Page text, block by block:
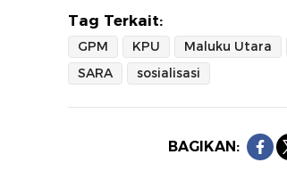
Tag Terkait:
GPM KPU Maluku Utara
SARA
sosialisasi
BAGIKAN: